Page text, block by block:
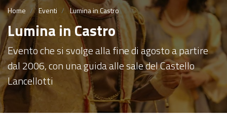
Home Eventi Lumina in Castro
Lumina in Castro
Evento che si svolge alla fine di agosto a partire
dal 2006, con una guida alle sale del Castello
Lancellotti